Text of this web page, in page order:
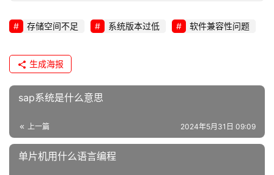
存储空间不足 系统版本过低 软件兼容性问题
生成海报
sap系统是什么意思
上一篇 2024年5月31日 09:09
单片机用什么语言编程